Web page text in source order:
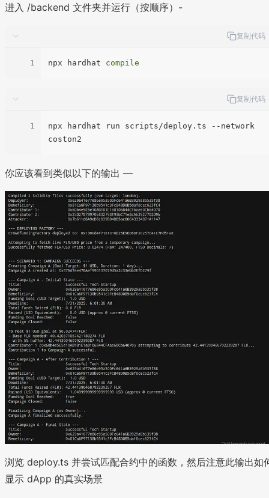
进入 /backend 文件夹并运行（按顺序）-
复制代码
1 npx hardhat compile
复制代码
1
npx hardhat run scripts/deploy.ts --network
你应该看到类似以下的输出 —
浏览 deploy.ts 并尝试匹配合约中的函数，然后注意此输出如
显示 dApp 的真实场景